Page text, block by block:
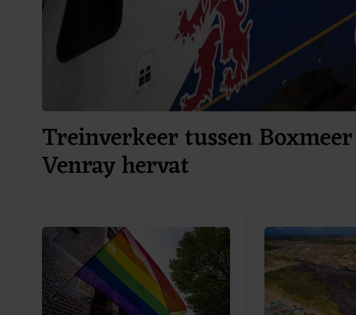
Treinverkeer tussen
Venray hervat